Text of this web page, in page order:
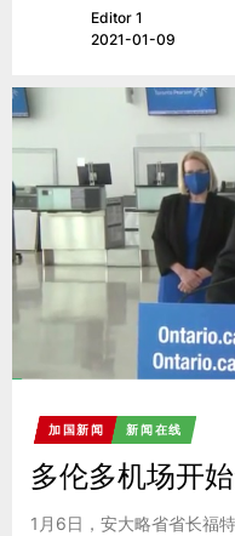
Editor 1
2021-01-09
加国新闻 新闻在线
多伦多机场开
1月6日，安大略省省长福